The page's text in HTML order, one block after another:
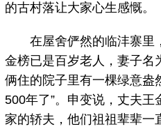
的古村落让大家心生感慨。
在屋舍俨然的临沣寨里
金榜已是百岁老人，妻子名
俩住的院子里有一棵绿意盎
500年了”。申变说，丈夫
家的轿夫，他们祖祖辈辈一